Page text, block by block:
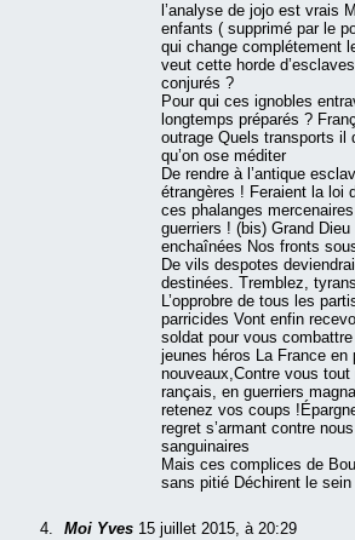
l’analyse de jojo est vrais
enfants ( supprimé par le
qui change complétement
veut cette horde
conjurés ?
Pour qui ces ignobles
longtemps préparés ?
outrage Quels transports il
qu’on ose méditer
De rendre à l’antique
étrangères ! Feraient la loi
ces phalanges
guerriers ! (bis) Grand
enchaînées Nos fronts
De vils despotes
destinées. Tremblez,
L’opprobre de tous les
parricides Vont enfin
soldat pour vous
jeunes héros La France en
nouveaux,Contre vous
rançais, en guerriers
retenez vos coups
regret s’armant contre
sanguinaires
Mais ces complices de
sans pitié Déchirent le sein
Moi Yves 15 juillet 2015, à 20:29